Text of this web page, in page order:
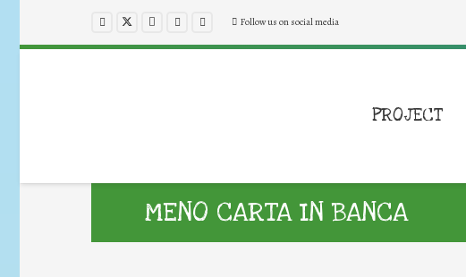
Follow us on social media
PROJECT
MENO CARTA IN BANCA